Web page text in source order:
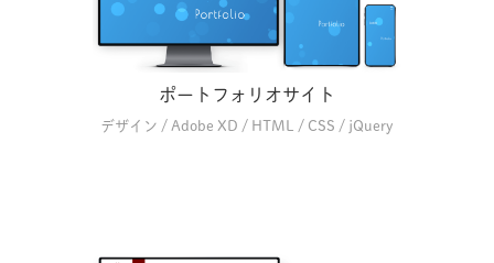
ポートフォリオサイト
デザイン / Adobe XD / HTML / CSS / jQuery